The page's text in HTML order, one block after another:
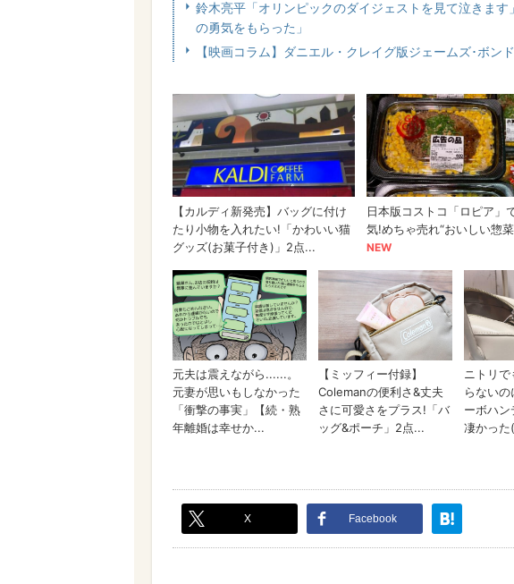
鈴木亮平「オリンピックのダイジェストを見て泣きま
の勇気をもらった」
【映画コラム】ダニエル・クレイグ版ジェームズ･ボン
X Facebook